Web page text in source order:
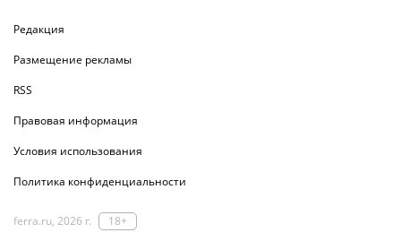
Редакция
Размещение рекламы
RSS
Правовая информация
Условия использования
Политика конфиденциальности
ferra.ru, 2026 г.
18+